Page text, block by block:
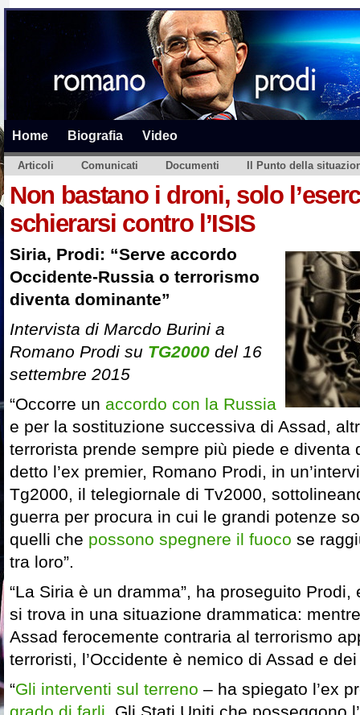
Home Biografia Video
Articoli Comunicati Documenti Il Punto della
Non bastano i droni, solo
schierarsi contro l’ISIS
Siria, Prodi: “Serve accordo
Occidente-Russia o terrorismo
diventa dominante”
Intervista di Marcdo Burini a
Romano Prodi su TG2000 del 16
settembre 2015
“Occorre un accordo con la Russia
e per la sostituzione successiva di Assad,
terrorista prende sempre più piede e diventa
detto l’ex premier, Romano Prodi, in
Tg2000, il telegiornale di Tv2000,
guerra per procura in cui le grandi potenze
quelli che possono spegnere il fuoco se
tra loro”.
“La Siria è un dramma”, ha proseguito Prodi,
si trova in una situazione drammatica:
Assad ferocemente contraria al terrorismo
terroristi, l’Occidente è nemico di Assad e dei
“Gli interventi sul terreno – ha spiegato l’ex